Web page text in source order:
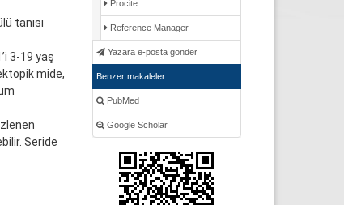
tanısı
3-19 yaş
mide,
Seride
Procite
Reference Manager
Yazara e-posta gönder
Benzer makaleler
PubMed
Google Scholar